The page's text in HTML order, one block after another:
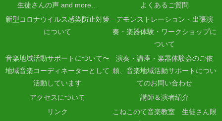
生徒さんの声 and more…
よくあるご質問
新型コロナウイルス感染防止対策
について
デモンストレーション・出張演
奏・楽器体験・ワークショップに
ついて
音楽地域活動サポートについて〜
地域音楽コーディネーターとして
活動しています
演奏・講座・楽器体験会のご依
頼、音楽地域活動サポートについ
てのお問い合わせ
アクセスについて
講師＆演者紹介
リンク
こねこのて音楽教室 生徒さん限